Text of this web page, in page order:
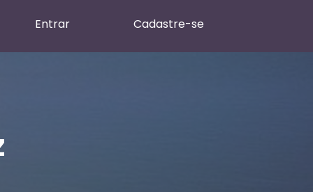
Entrar Cadastre-se